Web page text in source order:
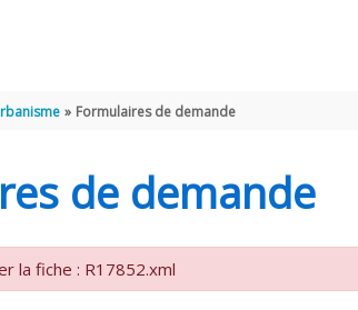
Formulaires de demande
de demande
la fiche : R17852.xml